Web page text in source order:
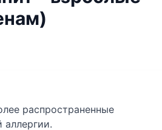
распространенные
аллергии.